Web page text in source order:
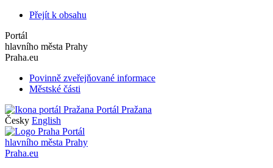
Přejít k obsahu
Portál
hlavního města Prahy
Praha.eu
Povinně zveřejňované informace
Městské části
Portál Pražana
Česky English
Portál
hlavního města Prahy
Praha.eu